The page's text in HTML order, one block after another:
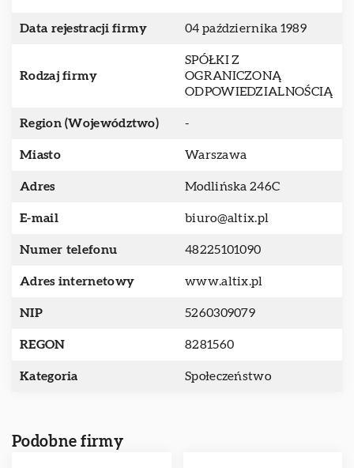
Data rejestracji firmy 04 października 1989
Rodzaj firmy
SPÓŁKI Z
OGRANICZONĄ
ODPOWIEDZIALNOŚCIĄ
Region (Województwo) -
Miasto Warszawa
Adres Modlińska 246C
E-mail biuro@altix.pl
Numer telefonu 48225101090
Adres internetowy www.altix.pl
NIP 5260309079
REGON 8281560
Kategoria Społeczeństwo
Podobne firmy